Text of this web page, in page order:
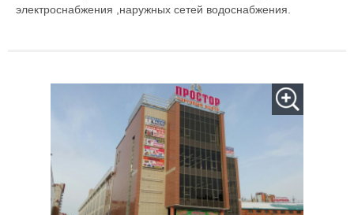
электроснабжения ,наружных сетей водоснабжения.